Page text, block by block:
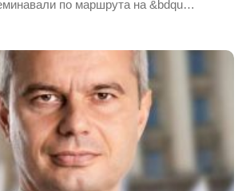
по маршрута на &bdqu…